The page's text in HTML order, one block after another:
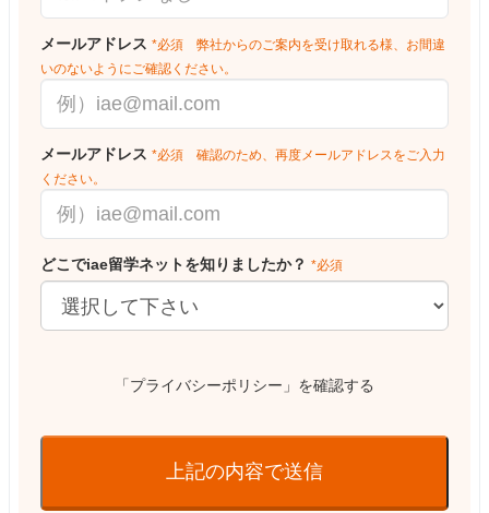
メールアドレス *必須 弊社からのご案内を受け取れる様、お間違
いのないようにご確認ください。
メールアドレス *必須 確認のため、再度メールアドレスをご入力
ください。
どこでiae留学ネットを知りましたか？ *必須
「プライバシーポリシー」を確認する
上記の内容で送信